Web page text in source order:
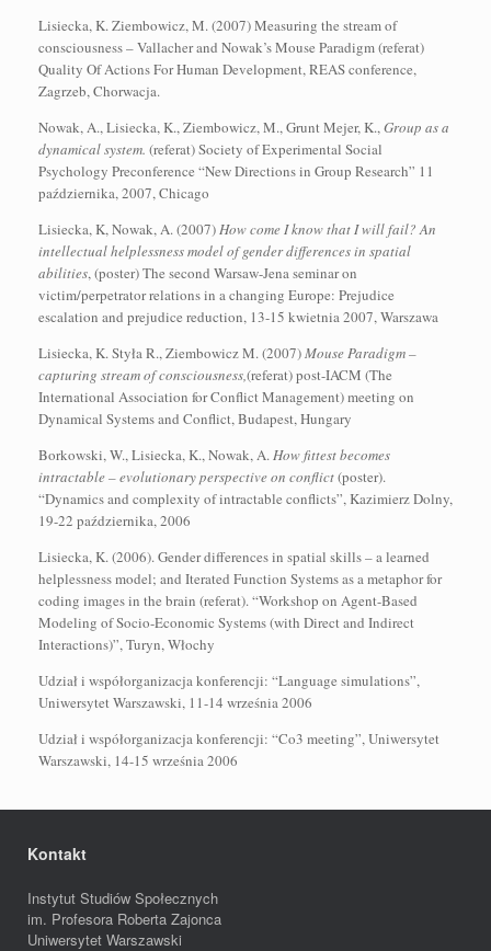
Lisiecka, K. Ziembowicz, M. (2007) Measuring the stream of
consciousness – Vallacher and Nowak’s Mouse Paradigm (referat)
Quality Of Actions For Human Development, REAS conference,
Zagrzeb, Chorwacja.
Nowak, A., Lisiecka, K., Ziembowicz, M., Grunt Mejer, K., Group as a
dynamical system. (referat) Society of Experimental Social
Psychology Preconference “New Directions in Group Research” 11
października, 2007, Chicago
Lisiecka, K, Nowak, A. (2007) How come Iknow that I will fail? An
intellectual helplessness model of gender differences in spatial
abilities, (poster) The second Warsaw-Jena seminar on
victim/perpetrator relations in a changing Europe: Prejudice
escalation and prejudice reduction, 13-15 kwietnia 2007, Warszawa
Lisiecka, K. Styła R., Ziembowicz M. (2007) Mouse Paradigm –
capturing stream of consciousness,(referat) post-IACM (The
International Association for Conflict Management) meeting on
Dynamical Systems and Conflict, Budapest, Hungary
Borkowski, W., Lisiecka, K., Nowak, A. How fittest becomes
intractable – evolutionary perspective on conflict(poster).
“Dynamics and complexity of intractable conflicts”, Kazimierz Dolny,
19-22 października, 2006
Lisiecka, K. (2006). Gender differences in spatial skills – a learned
helplessness model; and Iterated Function Systems as a metaphor for
coding images in the brain (referat). “Workshop on Agent-Based
Modeling of Socio-Economic Systems (with Direct and Indirect
Interactions)”, Turyn, Włochy
Udział i współorganizacja konferencji: “Language simulations”,
Uniwersytet Warszawski, 11-14 września 2006
Udział i współorganizacja konferencji: “Co3 meeting”, Uniwersytet
Warszawski, 14-15 września 2006
Kontakt
Instytut Studiów Społecznych
im. Profesora Roberta Zajonca
Uniwersytet Warszawski